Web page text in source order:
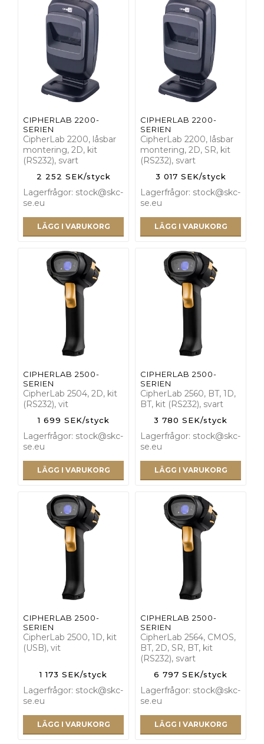
CIPHERLAB 2200-
SERIEN
CipherLab 2200, låsbar
montering, 2D, kit
(RS232), svart
2 252 SEK/styck
Lagerfrågor: stock@skc-
se.eu
LÄGG I VARUKORG
CIPHERLAB 2200-
SERIEN
CipherLab 2200, låsbar
montering, 2D, SR, kit
(RS232), svart
3 017 SEK/styck
Lagerfrågor: stock@skc-
se.eu
LÄGG I VARUKORG
CIPHERLAB 2500-
SERIEN
CipherLab 2504, 2D, kit
(RS232), vit
1 699 SEK/styck
Lagerfrågor: stock@skc-
se.eu
LÄGG I VARUKORG
CIPHERLAB 2500-
SERIEN
CipherLab 2560, BT, 1D,
BT, kit (RS232), svart
3 780 SEK/styck
Lagerfrågor: stock@skc-
se.eu
LÄGG I VARUKORG
CIPHERLAB 2500-
SERIEN
CipherLab 2500, 1D, kit
(USB), vit
1 173 SEK/styck
Lagerfrågor: stock@skc-
se.eu
LÄGG I VARUKORG
CIPHERLAB 2500-
SERIEN
CipherLab 2564, CMOS,
BT, 2D, SR, BT, kit
(RS232), svart
6 797 SEK/styck
Lagerfrågor: stock@skc-
se.eu
LÄGG I VARUKORG